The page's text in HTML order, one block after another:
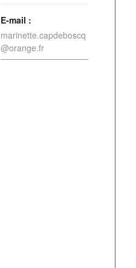
E-mail :
marinette.capdeboscq
@orange.fr